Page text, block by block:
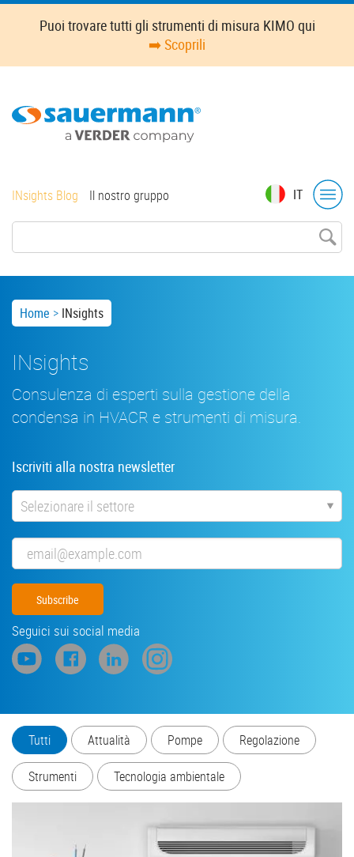
Skip
content
Puoi trovare tutti gli strumenti di misura KIMO qui
➡️ Scoprili
IT
Top
INsights Blog Il nostro gruppo
Breadcrumb
Home INsights
INsights
Consulenza di esperti sulla gestione della
condensa in HVACR e strumenti di misura.
Iscriviti alla nostra newsletter
Industria
Email
Seguici sui social media
Tutti Attualità Pompe Regolazione
Strumenti Tecnologia ambientale